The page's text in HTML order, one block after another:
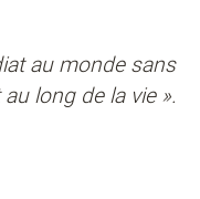
au monde sans
long de la vie ».